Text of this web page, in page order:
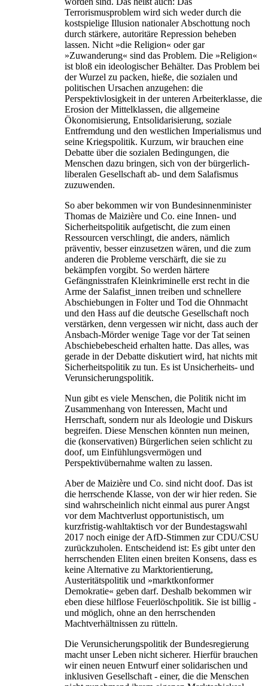
Terrorismusproblem wird sich weder durch die
kostspielige Illusion nationaler Abschottung noch
durch stärkere, autoritäre Repression beheben
lassen. Nicht »die Religion« oder gar
»Zuwanderung« sind das Problem. Die »Religion«
ist bloß ein ideologischer Behälter. Das Problem bei
der Wurzel zu packen, hieße, die sozialen und
politischen Ursachen anzugehen: die
Perspektivlosigkeit in der unteren Arbeiterklasse, die
Erosion der Mittelklassen, die allgemeine
Ökonomisierung, Entsolidarisierung, soziale
Entfremdung und den westlichen Imperialismus und
seine Kriegspolitik. Kurzum, wir brauchen eine
Debatte über die sozialen Bedingungen, die
Menschen dazu bringen, sich von der bürgerlich-
liberalen Gesellschaft ab- und dem Salafismus
zuzuwenden.
So aber bekommen wir von Bundesinnenminister
Thomas de Maizière und Co. eine Innen- und
Sicherheitspolitik aufgetischt, die zum einen
Ressourcen verschlingt, die anders, nämlich
präventiv, besser einzusetzen wären, und die zum
anderen die Probleme verschärft, die sie zu
bekämpfen vorgibt. So werden härtere
Gefängnisstrafen Kleinkriminelle erst recht in die
Arme der Salafist_innen treiben und schnellere
Abschiebungen in Folter und Tod die Ohnmacht
und den Hass auf die deutsche Gesellschaft noch
verstärken, denn vergessen wir nicht, dass auch der
Ansbach-Mörder wenige Tage vor der Tat seinen
Abschiebebescheid erhalten hatte. Das alles, was
gerade in der Debatte diskutiert wird, hat nichts mit
Sicherheitspolitik zu tun. Es ist Unsicherheits- und
Verunsicherungspolitik.
Nun gibt es viele Menschen, die Politik nicht im
Zusammenhang von Interessen, Macht und
Herrschaft, sondern nur als Ideologie und Diskurs
begreifen. Diese Menschen könnten nun meinen,
die (konservativen) Bürgerlichen seien schlicht zu
doof, um Einfühlungsvermögen und
Perspektivübernahme walten zu lassen.
Aber de Maizière und Co. sind nicht doof. Das ist
die herrschende Klasse, von der wir hier reden. Sie
sind wahrscheinlich nicht einmal aus purer Angst
vor dem Machtverlust opportunistisch, um
kurzfristig-wahltaktisch vor der Bundestagswahl
2017 noch einige der AfD-Stimmen zur CDU/CSU
zurückzuholen. Entscheidend ist: Es gibt unter den
herrschenden Eliten einen breiten Konsens, dass es
keine Alternative zu Marktorientierung,
Austeritätspolitik und »marktkonformer
Demokratie« geben darf. Deshalb bekommen wir
eben diese hilflose Feuerlöschpolitik. Sie ist billig -
und möglich, ohne an den herrschenden
Machtverhältnissen zu rütteln.
Die Verunsicherungspolitik der Bundesregierung
macht unser Leben nicht sicherer. Hierfür brauchen
wir einen neuen Entwurf einer solidarischen und
inklusiven Gesellschaft - einer, die die Menschen